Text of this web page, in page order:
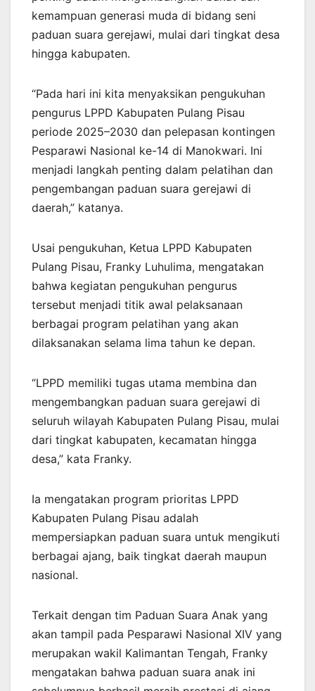
kemampuan generasi muda di bidang seni
paduan suara gerejawi, mulai dari tingkat desa
hingga kabupaten.
“Pada hari ini kita menyaksikan pengukuhan
pengurus LPPD Kabupaten Pulang Pisau
periode 2025–2030 dan pelepasan kontingen
Pesparawi Nasional ke-14 di Manokwari. Ini
menjadi langkah penting dalam pelatihan dan
pengembangan paduan suara gerejawi di
daerah,” katanya.
Usai pengukuhan, Ketua LPPD Kabupaten
Pulang Pisau, Franky Luhulima, mengatakan
bahwa kegiatan pengukuhan pengurus
tersebut menjadi titik awal pelaksanaan
berbagai program pelatihan yang akan
dilaksanakan selama lima tahun ke depan.
“LPPD memiliki tugas utama membina dan
mengembangkan paduan suara gerejawi di
seluruh wilayah Kabupaten Pulang Pisau, mulai
dari tingkat kabupaten, kecamatan hingga
desa,” kata Franky.
Ia mengatakan program prioritas LPPD
Kabupaten Pulang Pisau adalah
mempersiapkan paduan suara untuk mengikuti
berbagai ajang, baik tingkat daerah maupun
nasional.
Terkait dengan tim Paduan Suara Anak yang
akan tampil pada Pesparawi Nasional XIV yang
merupakan wakil Kalimantan Tengah, Franky
mengatakan bahwa paduan suara anak ini